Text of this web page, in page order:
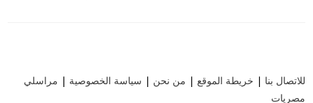
للاتصال بنا | خريطة الموقع | من نحن | سياسة الخصوصية | مراسلي
مصريات